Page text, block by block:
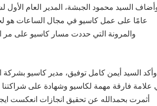
عامًا على عمل كاسيو في مجال الساعات هو
والمرونة التي حددت مسار كاسيو على مر
وأكد السيد أيمن كامل توفيق، مدير كاسيو بشركة
أثمرت بحمدالله عن تحقيق انجازات انعكست